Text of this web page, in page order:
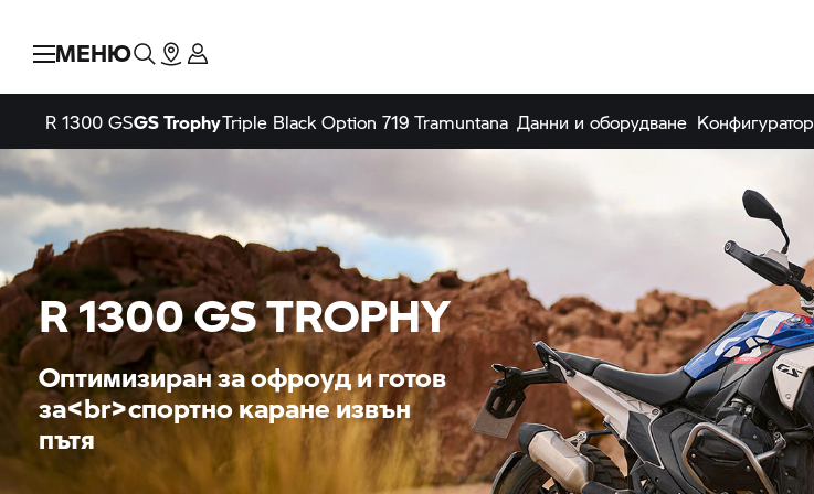
МЕНЮ
R 1300 GSGS TrophyTriple Black Option 719 Tramuntana Данни и оборудване Конфигуратор
R 1300GS TROPHY
Оптимизиран за офроуд и готов
за<br>спортно каране извън
пътя